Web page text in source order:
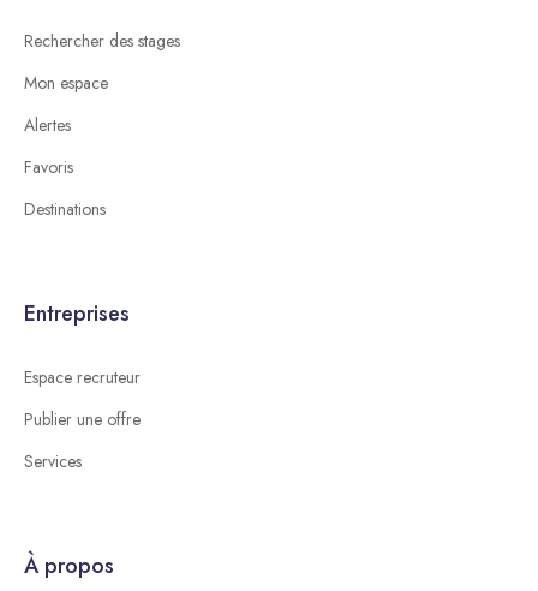
Rechercher des stages
Mon espace
Alertes
Favoris
Destinations
Entreprises
Espace recruteur
Publier une offre
Services
À propos